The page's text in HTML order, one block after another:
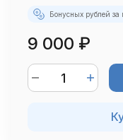
Бонусных рублей за
9 000 ₽